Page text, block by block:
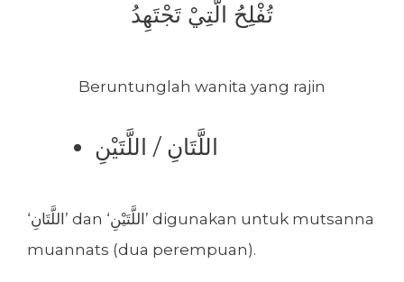
تُفْلِحُ الَّتِيْ تَجْتَهِدُ
Beruntunglah wanita yang rajin
اللَّتَانِ / اللَّتَيْنِ
‘اللَّتَانِ’ dan ‘اللَّتَيْنِ’ digunakan untuk mutsanna
muannats (dua perempuan).